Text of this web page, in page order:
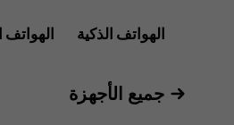
دليل
الهواتف الذكية الهواتف
جميع الأجهزة